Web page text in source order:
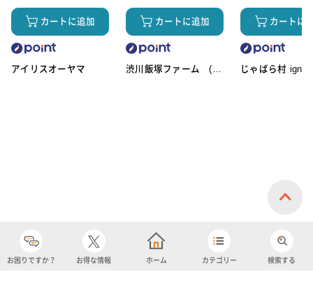
カートに追加
アイリスオーヤマ
カートに追加
渋川飯塚ファーム (ア
カートに
じゃばら村
お困りですか？ お得な情報 ホーム カテゴリー 検索する